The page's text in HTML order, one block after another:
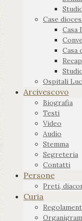
Case
Casa
Casa
Ospitali
Arcivescovo
Biografia
Testi
Video
Audio
Stemma
Segreteria
Contatti
Persone
Preti,
Curia